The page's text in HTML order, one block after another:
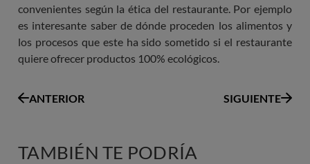
convenientes según la ética del restaurante. Por ejemplo
es interesante saber de dónde proceden los alimentos y
los procesos que este ha sido sometido si el restaurante
quiere ofrecer productos 100% ecológicos.
ANTERIOR SIGUIENTE
TAMBIÉN TE PODRÍA